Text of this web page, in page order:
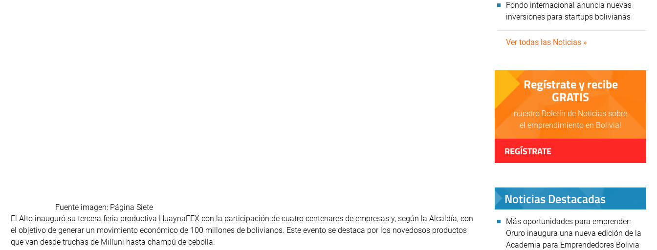
Fuente imagen: Página Siete
El Alto inauguró su tercera feria productiva HuaynaFEX con la participación de cuatro centenares de empresas y, según la Alcaldía, con
el objetivo de generar un movimiento económico de 100 millones de bolivianos. Este evento se destaca por los novedosos productos
que van desde truchas de Milluni hasta champú de cebolla.
Fondo internacional anuncia nuevas
inversiones para startups bolivianas
Ver todas las Noticias »
Regístrate y recibe
GRATIS
nuestro Boletín de Noticias sobre
el emprendimiento en Bolivia!
REGÍSTRATE
Noticias Destacadas
Más oportunidades para emprender:
Oruro inaugura una nueva edición de la
Academia para Emprendedores Bolivia